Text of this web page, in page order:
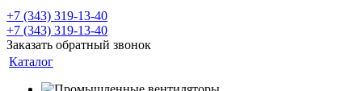
+7 (343) 319-13-40
+7 (343) 319-13-40
Заказать обратный звонок
Каталог